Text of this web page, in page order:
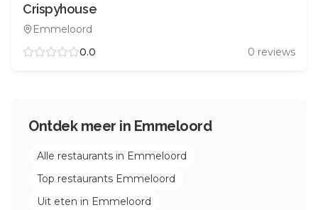
Crispyhouse
Emmeloord
0.0
0 reviews
Ontdek meer in Emmeloord
Alle restaurants in Emmeloord
Top restaurants Emmeloord
Uit eten in Emmeloord